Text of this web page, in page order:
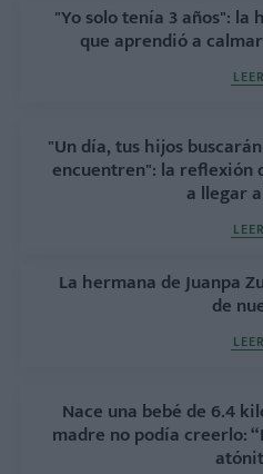
"Yo solo tenía 3 años":
que aprendió a
LEER
"Un día, tus hijos
encuentren": la reflexión
a llegar
LEER
La hermana de Juanpa
de
LEER
Nace una bebé de 6.4
madre no podía creerlo: